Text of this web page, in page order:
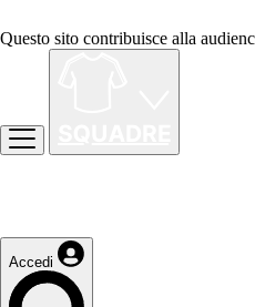
Questo sito contribuisce alla
Accedi